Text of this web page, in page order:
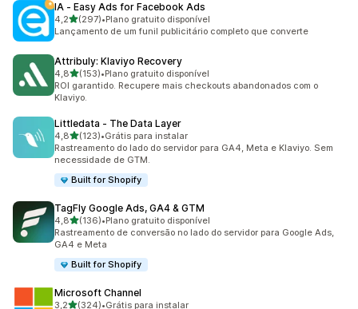
IA ‑ Easy Ads for Facebook Ads
4,2de 5 estrelas
(297)
297 avaliações ao todo
•Plano gratuito disponível
Lançamento de um funil publicitário completo que converte
Attribuly: Klaviyo Recovery
4,8de 5 estrelas
(153)
153 avaliações ao todo
•Plano gratuito disponível
ROI garantido. Recupere mais checkouts abandonados com o
Klaviyo.
Littledata ‑ The Data Layer
4,8de 5 estrelas
(123)
123 avaliações ao todo
•Grátis para instalar
Rastreamento do lado do servidor para GA4, Meta e Klaviyo. Sem
necessidade de GTM.
Built for Shopify
TagFly Google Ads, GA4 & GTM
4,8de 5 estrelas
(136)
136 avaliações ao todo
•Plano gratuito disponível
Rastreamento de conversão no lado do servidor para Google Ads,
GA4 e Meta
Built for Shopify
Microsoft Channel
3,2de 5 estrelas
(324)•Grátis para instalar